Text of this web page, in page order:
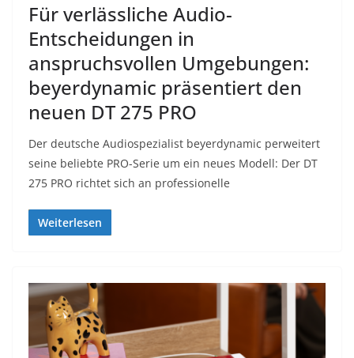
Für verlässliche Audio-
Entscheidungen in
anspruchsvollen Umgebungen:
beyerdynamic präsentiert den
neuen DT 275 PRO
Der deutsche Audiospezialist beyerdynamic perweitert
seine beliebte PRO-Serie um ein neues Modell: Der DT
275 PRO richtet sich an professionelle
Weiterlesen